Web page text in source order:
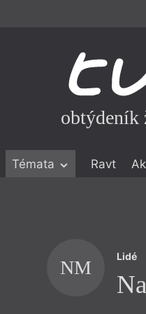
obtýdeník
Témata Ravt
NM Lidé